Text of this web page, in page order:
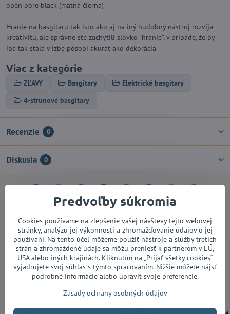
open pore black (matná čierna)
Hranie na basgitaru tak isto ako aj na iný hudobný nástroj rozvíja
kreativitu, ale správne ste zachytili slovko "hranie", v prípade, že by
iba tak stála v izbe pôsobí akurát ako dekorácia.
Viac z kategórie
ZĽAVY Basgitary
Elektrické basgitary
4-strunové basgitary
Recenzie 0
Diskusia 0
FacebookTwitter BlueskyPinterestReddit LinkedIn
Alternatívne produkty
Predvoľby súkromia
Cookies používame na zlepšenie vašej návštevy tejto webovej
stránky, analýzu jej výkonnosti a zhromažďovanie údajov o jej
používaní. Na tento účel môžeme použiť nástroje a služby tretích
strán a zhromaždené údaje sa môžu preniesť k partnerom v EÚ,
USA alebo iných krajinách. Kliknutím na „Prijať všetky cookies“
vyjadrujete svoj súhlas s týmto spracovaním. Nižšie môžete nájsť
podrobné informácie alebo upraviť svoje preferencie.
Zásady ochrany osobných údajov